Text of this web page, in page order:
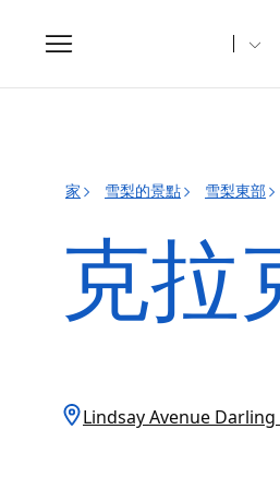
Toggle
navigation
家 雪梨的景點 雪梨東部
克拉
Lindsay Avenue Darling